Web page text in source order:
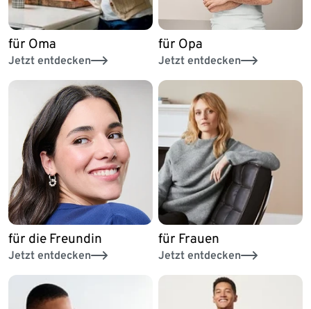
für Oma
Jetzt entdecken
für Opa
Jetzt entdecken
für die Freundin
Jetzt entdecken
für Frauen
Jetzt entdecken